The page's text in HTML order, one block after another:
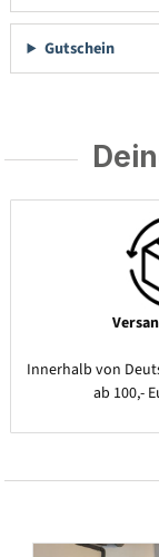
Gutschein
Innerhalb von
ab 100,-